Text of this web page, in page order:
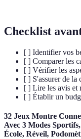
Checklist
[ ] Identifier vos
[ ] Comparer les
[ ] Vérifier les
[ ] S'assurer de la
[ ] Lire les avis et
[ ] Établir un
32 Jeux Montre
Avec 3 Modes
École, Réveil,